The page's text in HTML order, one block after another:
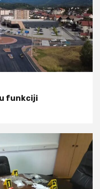
u funkciji